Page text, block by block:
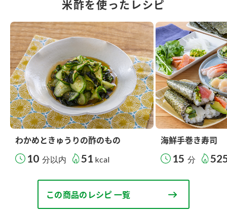
米酢を使ったレシピ
わかめときゅうりの酢のもの
10 分以内 51 kcal
海鮮手巻き寿司
15 分
この商品のレシピ 一覧